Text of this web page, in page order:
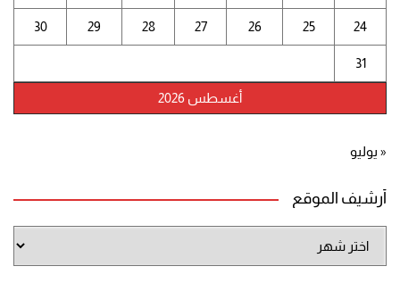
أغسطس 2026
24
25
26
27
28
29
30
31
« يوليو
أرشيف الموقع
الموقع